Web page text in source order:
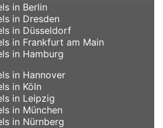
in Berlin
in Dresden
in Düsseldorf
in Frankfurt am Main
in Hamburg
in Hannover
in Köln
in Leipzig
in München
in Nürnberg